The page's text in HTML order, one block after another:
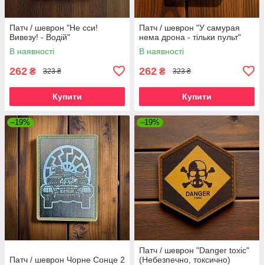
Патч / шеврон "Не сси!
Вивезу! - Водій"
В наявності
262 ₴ 323 ₴
Купити
Патч / шеврон "У самурая
нема дрона - тільки пульт"
В наявності
262 ₴ 323 ₴
Купити
–19%
Патч / шеврон Чорне Сонце 2
–19%
Патч / шеврон "Danger toxic"
(Небезпечно, токсично)